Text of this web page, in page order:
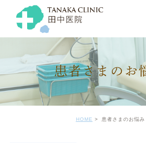
患者さまのお
HOME 患者さまのお悩み